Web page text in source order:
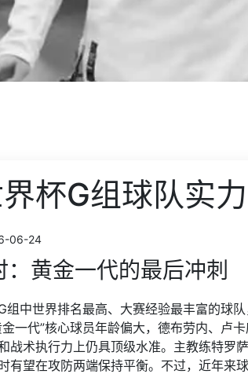
杯G组球队实
06-24
：黄金一代的最后冲刺
组中世界排名最高、大赛经验最丰富的球
金一代”核心球员年龄偏大，德布劳内、卢
战术执行力上仍具顶级水准。主教练特罗
有望在攻防两端保持平衡。不过，近年来